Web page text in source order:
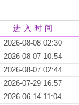
进 入 时 间
2026-08-08 02:30
2026-08-07 10:54
2026-08-07 02:44
2026-07-29 16:57
2026-06-14 11:04